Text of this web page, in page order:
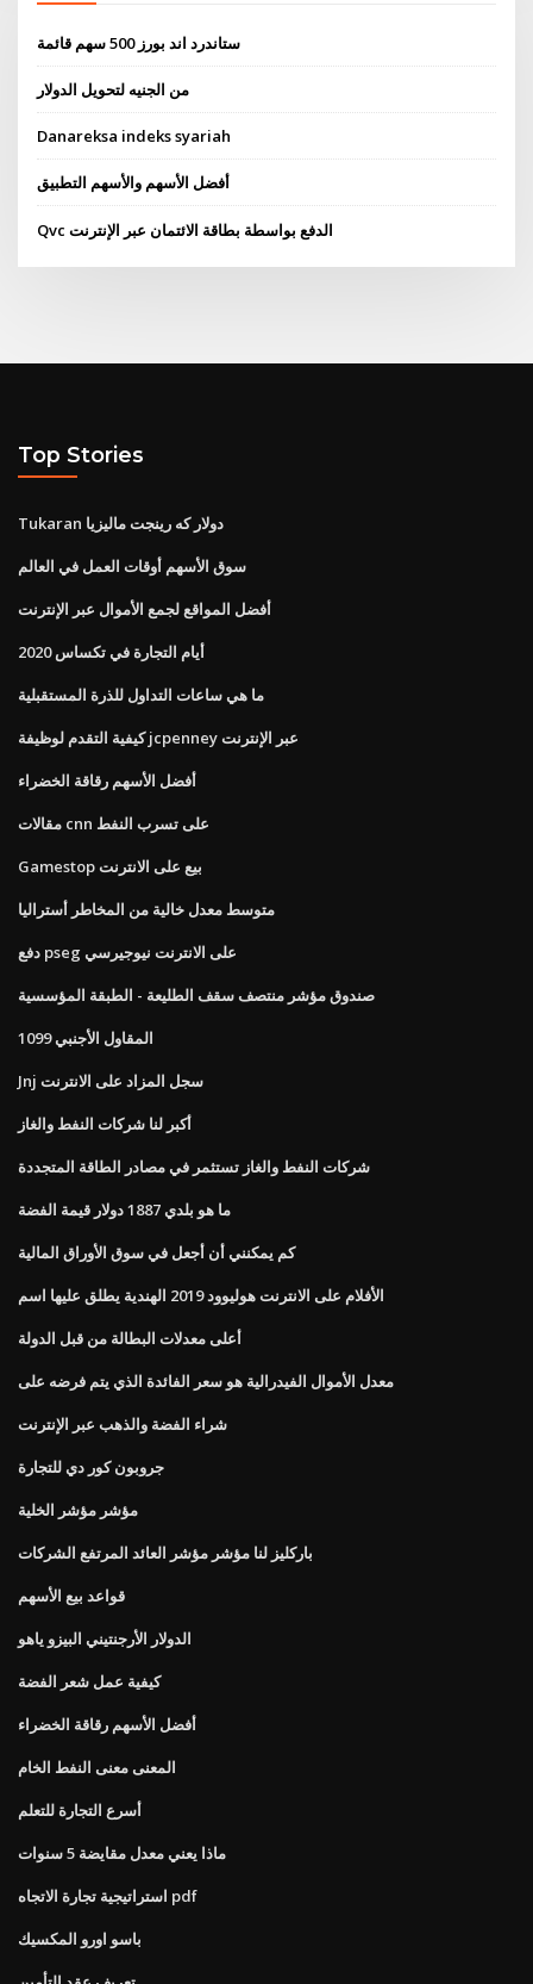
ستاندرد اند بورز 500 سهم قائمة
من الجنيه لتحويل الدولار
Danareksa indeks syariah
أفضل الأسهم والأسهم التطبيق
Qvc الدفع بواسطة بطاقة الائتمان عبر الإنترنت
Top Stories
Tukaran دولار كه رينجت ماليزيا
سوق الأسهم أوقات العمل في العالم
أفضل المواقع لجمع الأموال عبر الإنترنت
أيام التجارة في تكساس 2020
ما هي ساعات التداول للذرة المستقبلية
كيفية التقدم لوظيفة jcpenney عبر الإنترنت
أفضل الأسهم رقاقة الخضراء
مقالات cnn على تسرب النفط
Gamestop بيع على الانترنت
متوسط ​​معدل خالية من المخاطر أستراليا
دفع pseg على الانترنت نيوجيرسي
صندوق مؤشر منتصف سقف الطليعة - الطبقة المؤسسية
المقاول الأجنبي 1099
Jnj سجل المزاد على الانترنت
أكبر لنا شركات النفط والغاز
شركات النفط والغاز تستثمر في مصادر الطاقة المتجددة
ما هو بلدي 1887 دولار قيمة الفضة
كم يمكنني أن أجعل في سوق الأوراق المالية
الأفلام على الانترنت هوليوود 2019 الهندية يطلق عليها اسم
أعلى معدلات البطالة من قبل الدولة
معدل الأموال الفيدرالية هو سعر الفائدة الذي يتم فرضه على
شراء الفضة والذهب عبر الإنترنت
جروبون كور دي للتجارة
مؤشر مؤشر الخلية
باركليز لنا مؤشر مؤشر العائد المرتفع الشركات
قواعد بيع الأسهم
الدولار الأرجنتيني البيزو ياهو
كيفية عمل شعر الفضة
أفضل الأسهم رقاقة الخضراء
المعنى معنى النفط الخام
أسرع التجارة للتعلم
ماذا يعني معدل مقايضة 5 سنوات
استراتيجية تجارة الاتجاه pdf
باسو اورو المكسيك